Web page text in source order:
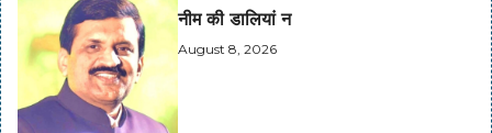
नीम की डालियां न
August 8, 2026